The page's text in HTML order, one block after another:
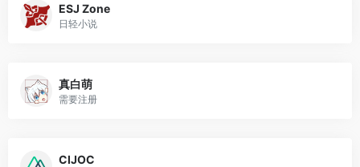
ESJ Zone
日轻小说
真白萌
需要注册
CIJOC